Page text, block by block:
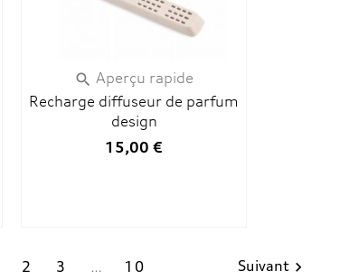
 Aperçu rapide
Recharge diffuseur de parfum
design
15,00 €
2 3 … 10 Suivant